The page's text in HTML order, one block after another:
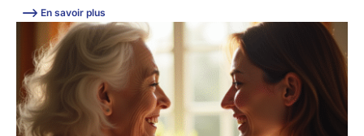
En savoir plus